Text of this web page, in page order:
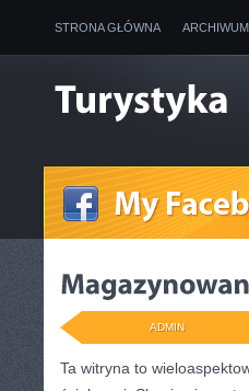
STRONA GŁÓWNA ARCHIWUM
ADMIN
Ta witryna to